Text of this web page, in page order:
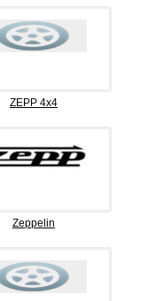
ZEPP 4x4
Zeppelin